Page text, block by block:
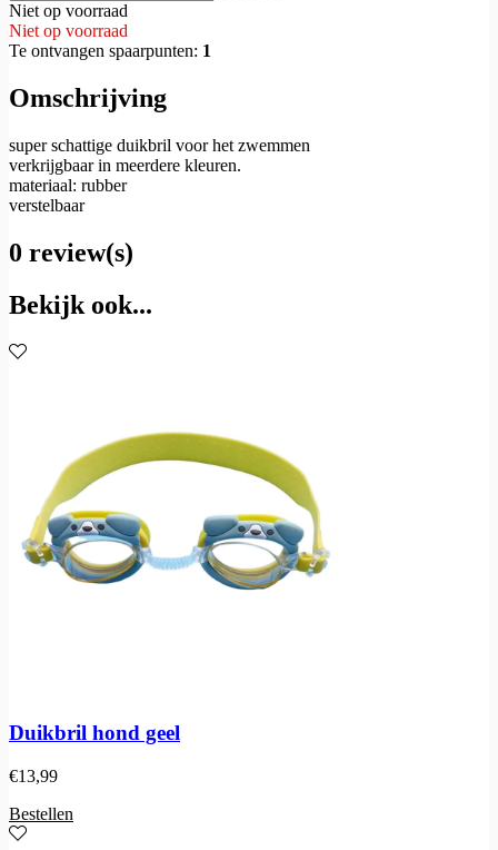
Niet op voorraad
Niet op voorraad
Te ontvangen spaarpunten: 1
Omschrijving
super schattige duikbril voor het zwemmen
verkrijgbaar in meerdere kleuren.
materiaal: rubber
verstelbaar
0 review(s)
Bekijk ook...
Duikbril hond geel
€13,99
Bestellen